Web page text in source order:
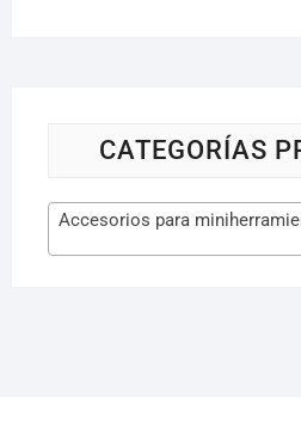
CATEGORÍAS
Accesorios para